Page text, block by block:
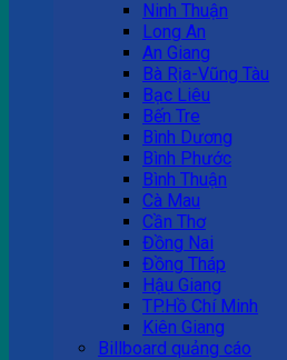
Ninh Thuận
Long An
An Giang
Bà Rịa-Vũng Tàu
Bạc Liêu
Bến Tre
Bình Dương
Bình Phước
Bình Thuận
Cà Mau
Cần Thơ
Đồng Nai
Đồng Tháp
Hậu Giang
TP.Hồ Chí Minh
Kiên Giang
Billboard quảng cáo